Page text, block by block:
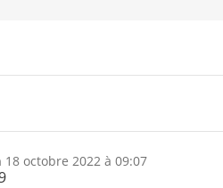
18 octobre 2022 à 09:07